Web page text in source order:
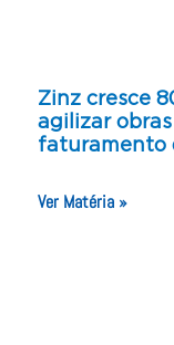
Zinz cresce
agilizar
faturamento
Ver Matéria »